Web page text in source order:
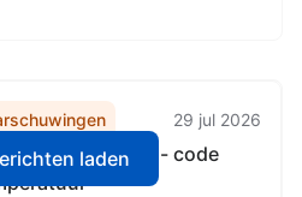
29 jul 2026
KNMI - code
laden